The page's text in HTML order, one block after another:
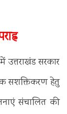
सरकार
सशक्तिकरण हेतु
संचालित की